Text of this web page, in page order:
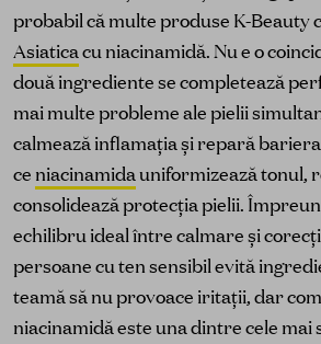
probabil că multe produse K-Beauty
Asiaticacu niacinamidă. Nu e o
două ingrediente se completează
mai multe probleme ale pielii
calmează inflamația și repară
ce niacinamidauniformizează tonul,
consolidează protecția pielii.
echilibru ideal între calmare și
persoane cu ten sensibil evită
teamă să nu provoace iritații, dar
niacinamidă este una dintre cele mai